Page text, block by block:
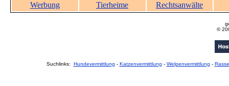
Werbung
Tierheime Rechtsanwälte
©
Suchlinks: Hundevermittlung - Katzenvermittlung - Welpenvermittlung -